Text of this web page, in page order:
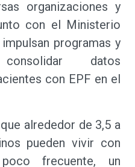
organizaciones y
con el Ministerio
programas y
datos
con EPF en el
alrededor de 3,5 a
pueden vivir con
frecuente, un